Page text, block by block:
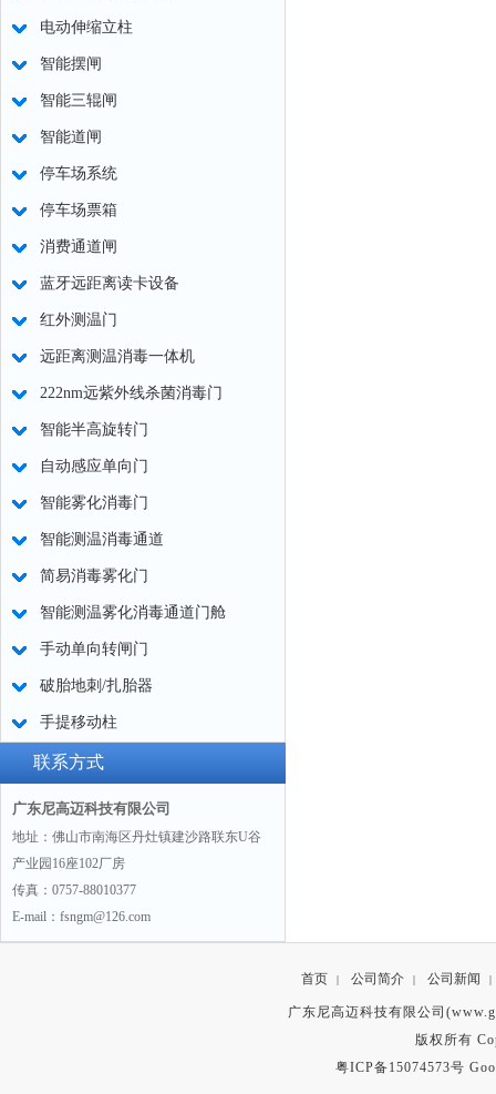
电动伸缩立柱
智能摆闸
智能三辊闸
智能道闸
停车场系统
停车场票箱
消费通道闸
蓝牙远距离读卡设备
红外测温门
远距离测温消毒一体机
222nm远紫外线杀菌消毒门
智能半高旋转门
自动感应单向门
智能雾化消毒门
智能测温消毒通道
简易消毒雾化门
智能测温雾化消毒通道门舱
手动单向转闸门
破胎地刺/扎胎器
手提移动柱
联系方式
广东尼高迈科技有限公司
地址：佛山市南海区丹灶镇建沙路联东U谷
产业园16座102厂房
传真：0757-88010377
E-mail：fsngm@126.com
首页 | 公司简介 | 公司新闻 |
广东尼高迈科技有限公司
版权所有
粤ICP备15074573号